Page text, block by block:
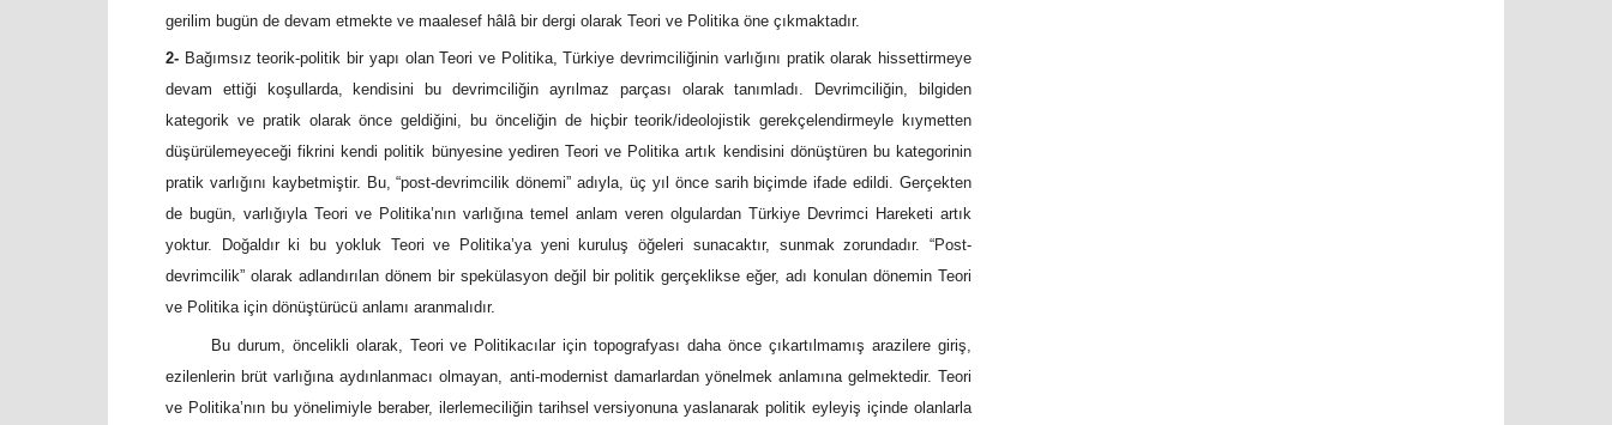
gerilim bugün de devam etmekte ve maalesef hâlâ bir dergi olarak Teori ve Politika öne çıkmaktadır.
2- Bağımsız teorik-politik bir yapı olan Teori ve Politika, Türkiye devrimciliğinin varlığını pratik olarak hissettirmeye
devam ettiği koşullarda, kendisini bu devrimciliğin ayrılmaz parçası olarak tanımladı. Devrimciliğin, bilgiden
kategorik ve pratik olarak önce geldiğini, bu önceliğin de hiçbir teorik/ideolojistik gerekçelendirmeyle kıymetten
düşürülemeyeceği fikrini kendi politik bünyesine yediren Teori ve Politika artık kendisini dönüştüren bu kategorinin
pratik varlığını kaybetmiştir. Bu, “post-devrimcilik dönemi” adıyla, üç yıl önce sarih biçimde ifade edildi. Gerçekten
de bugün, varlığıyla Teori ve Politika’nın varlığına temel anlam veren olgulardan Türkiye Devrimci Hareketi artık
yoktur. Doğaldır ki bu yokluk Teori ve Politika’ya yeni kuruluş öğeleri sunacaktır, sunmak zorundadır. “Post-
devrimcilik” olarak adlandırılan dönem bir spekülasyon değil bir politik gerçeklikse eğer, adı konulan dönemin Teori
ve Politika için dönüştürücü anlamı aranmalıdır.
Bu durum, öncelikli olarak, Teori ve Politikacılar için topografyası daha önce çıkartılmamış arazilere giriş,
ezilenlerin brüt varlığına aydınlanmacı olmayan, anti-modernist damarlardan yönelmek anlamına gelmektedir. Teori
ve Politika’nın bu yönelimiyle beraber, ilerlemeciliğin tarihsel versiyonuna yaslanarak politik eyleyiş içinde olanlarla